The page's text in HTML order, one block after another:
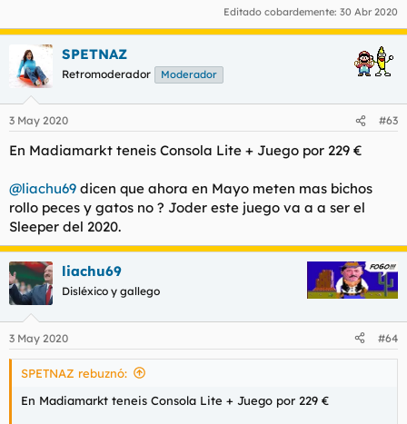
Editado cobardemente: 30 Abr 2020
SPETNAZ
Retromoderador Moderador
3 May 2020 #63
En Madiamarkt teneis Consola Lite + Juego por 229 €
@liachu69 dicen que ahora en Mayo meten mas bichos
rollo peces y gatos no ? Joder este juego va a a ser el
Sleeper del 2020.
liachu69
Disléxico y gallego
3 May 2020 #64
SPETNAZ rebuznó:
En Madiamarkt teneis Consola Lite + Juego por 229 €